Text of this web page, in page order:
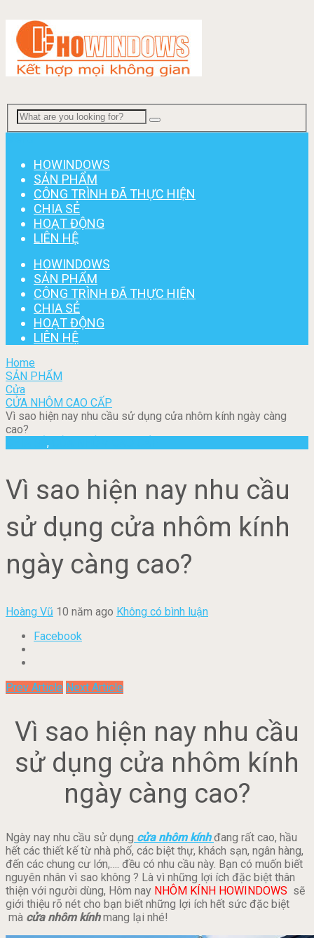
HOWINDOWS
SẢN PHẨM
CÔNG TRÌNH ĐÃ THỰC HIỆN
CHIA SẺ
HOẠT ĐỘNG
LIÊN HỆ
HOWINDOWS
SẢN PHẨM
CÔNG TRÌNH ĐÃ THỰC HIỆN
CHIA SẺ
HOẠT ĐỘNG
LIÊN HỆ
Home
SẢN PHẨM
Cửa
CỬA NHÔM CAO CẤP
Vì sao hiện nay nhu cầu sử dụng cửa nhôm kính ngày càng
cao?
,
Vì sao hiện nay nhu cầu
sử dụng cửa nhôm kính
ngày càng cao?
Hoàng Vũ 10 năm ago Không có bình luận
Facebook
Prev Article Next Article
Vì sao hiện nay nhu cầu
sử dụng cửa nhôm kính
ngày càng cao?
Ngày nay nhu cầu sử dụng cửa nhôm kính đang rất cao, hầu
hết các thiết kế từ nhà phố, các biệt thự, khách sạn, ngân hàng,
đến các chung cư lớn,…. đều có nhu cầu này. Bạn có muốn biết
nguyên nhân vì sao không ? Là vì những lợi ích đặc biệt thân
thiện với người dùng, Hôm nay NHÔM KÍNH HOWINDOWS sẽ
giới thiệu rõ nét cho bạn biết những lợi ích hết sức đặc biệt
mà cửa nhôm kínhmang lại nhé!